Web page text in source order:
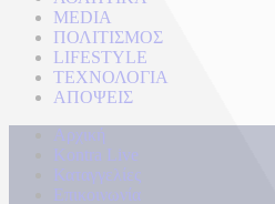
MEDIA
ΠΟΛΙΤΙΣΜΟΣ
LIFESTYLE
ΤΕΧΝΟΛΟΓΙΑ
ΑΠΟΨΕΙΣ
Αρχική
Kontra Live
Καταγγελίες
Επικοινωνία